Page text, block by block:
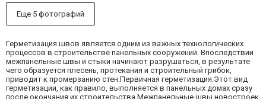
Еще 5 фотографий
Герметизация швов является одним из важных технологических
процессов в строительстве панельных сооружений. Впоследствии
межпанельные швы и стыки начинают разрушаться, в результате
чего образуется плесень, протекания и строительный грибок,
приводит к промерзанию стен.Первичная герметизация:Этот вид
герметизации, как правило, выполняется в панельных домах сразу
после окончания их строительства.Межпанельные швы новостроек